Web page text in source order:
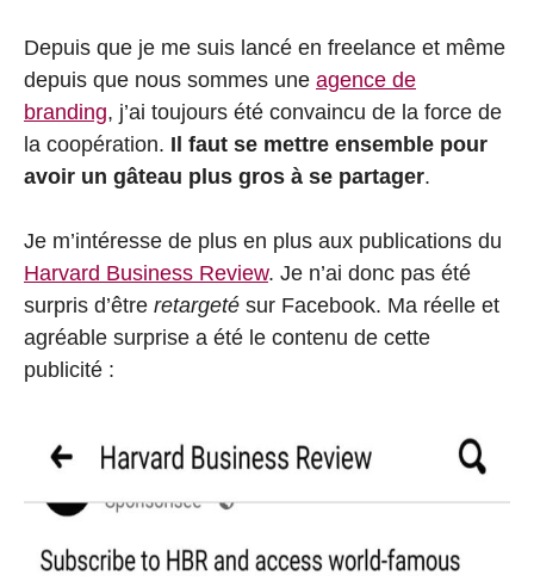
Depuis que je me suis lancé en freelance et même
depuis que nous sommes une agence de
branding, j’ai toujours été convaincu de la force de
la coopération. Il faut se mettre ensemble pour
avoir un gâteau plus gros à se partager.
Je m’intéresse de plus en plus aux publications du
Harvard Business Review. Je n’ai donc pas été
surpris d’être retargeté sur Facebook. Ma réelle et
agréable surprise a été le contenu de cette
publicité :